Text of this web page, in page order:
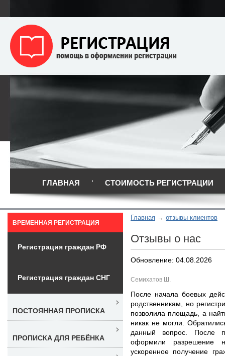
ГЛАВНАЯ СТОИМОСТЬ РЕГИСТРАЦИИ
Главная отзывы клиентов
Отзывы о нас
Обновление: 04.08.2026
Семихатов Ш.
После начала боевых
родственникам, но
позволила площадь, а
никак не могли.
данный вопрос. После
оформили разрешение
ускоренное получение
ВРЕМЕННАЯ РЕГИСТРАЦИЯ
Регистрация граждан РФ
Регистрация граждан СНГ
ПОСТОЯННАЯ ПРОПИСКА
ПРОПИСКА ДЛЯ РЕБЁНКА